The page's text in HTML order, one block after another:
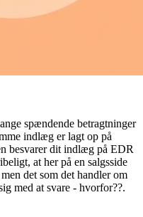
spændende betragtninger
indlæg er lagt op på
besvarer dit indlæg på EDR
at her på en salgsside
det som det handler om
med at svare - hvorfor??.